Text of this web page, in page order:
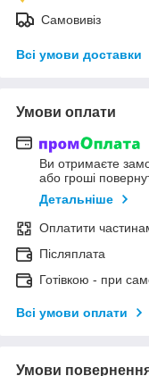
Самовивіз
Всі умови доставки
Умови оплати
Ви отримаєте
або гроші
Детальніше
Оплатити
Післяплата
Готівкою - при
Всі умови оплати
Умови